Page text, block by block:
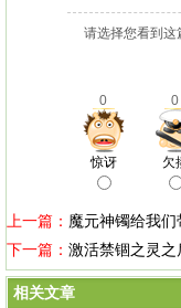
请选择您看到这
0 0
惊讶 欠
上一篇： 魔元神镯给我
下一篇： 激活禁锢之灵之
相关文章